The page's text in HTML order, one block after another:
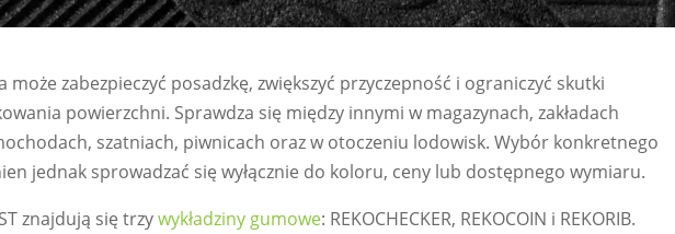
może zabezpieczyć posadzkę, zwiększyć przyczepność i ograniczyć skutki
powierzchni. Sprawdza się między innymi w magazynach, zakładach
szatniach, piwnicach oraz w otoczeniu lodowisk. Wybór konkretnego
jednak sprowadzać się wyłącznie do koloru, ceny lub dostępnego wymiaru.
znajdują się trzywykładziny gumowe: REKOCHECKER, REKOCOIN i REKORIB.